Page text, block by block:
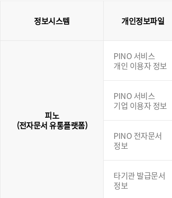
정보시스템 개인정보파일
피노
(전자문서 유통플랫폼)
PINO 서비스
개인 이용자 정보
PINO 서비스
기업 이용자 정보
PINO 전자문서
정보
타기관 발급문서
정보